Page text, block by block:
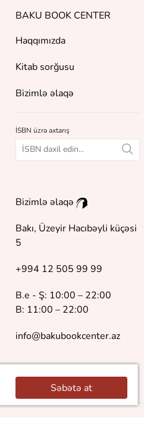
Səbətə at
BAKU BOOK CENTER
Haqqımızda
Kitab sorğusu
Bizimlə əlaqə
İSBN üzrə axtarış
Bizimlə əlaqə
Bakı, Üzeyir Hacıbəyli küçəsi
5
+994 12 505 99 99
B.e - Ş: 10:00 – 22:00
B: 11:00 – 22:00
info@bakubookcenter.az